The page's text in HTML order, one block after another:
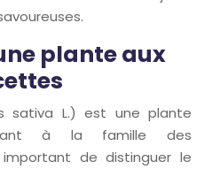
plante aux
sativa L.) est une plante
à la famille des
de distinguer le